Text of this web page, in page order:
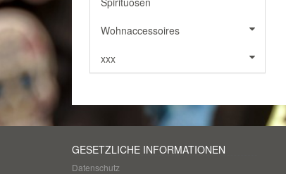
Wohnaccessoires
xxx
GESETZLICHE INFORMATIONEN
Datenschutz